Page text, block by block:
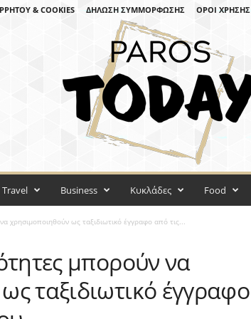
& COOKIES ΔΉΛΩΣΗ ΣΥΜΜΌΡΦΩΣΗΣ ΌΡΟΙ ΧΡΉΣΗΣ
Travel Business Κυκλάδες Food
χρησιμοποιηθούν ως ταξιδιωτικό έγγραφο από τις...
μπορούν να
ταξιδιωτικό έγγραφο